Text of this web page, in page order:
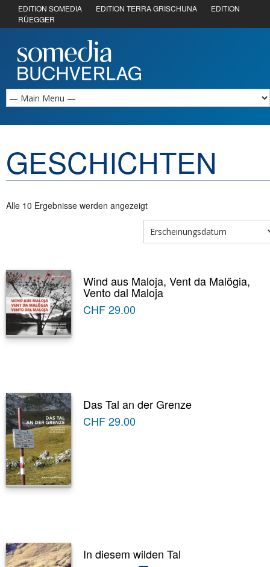
EDITION SOMEDIA EDITION TERRA GRISCHUNA
EDITION
RÜEGGER
GESCHICHTEN
Alle 10 Ergebnisse werden angezeigt
Wind aus Maloja, Vent da Malögia,
Vento dal Maloja
CHF29.00
Das Tal an der Grenze
CHF29.00
In diesem wilden Tal